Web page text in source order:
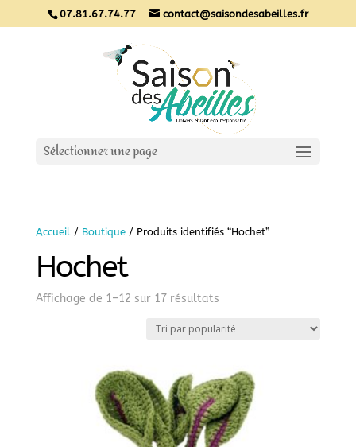
07.81.67.74.77 contact@saisondesabeilles.fr
Sélectionner une page
Accueil/ Boutique/ Produits identifiés “Hochet”
Hochet
Affichage de 1–12 sur 17 résultatsSorted
popularity